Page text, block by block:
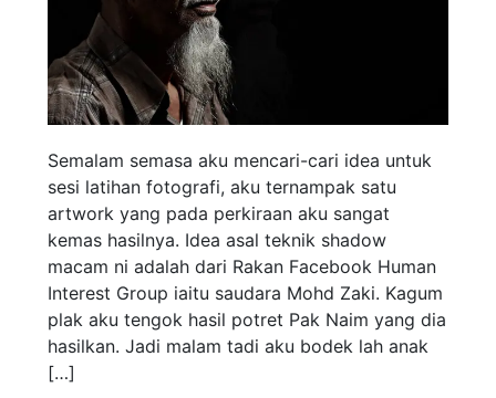
Semalam semasa aku mencari-cari idea untuk
sesi latihan fotografi, aku ternampak satu
artwork yang pada perkiraan aku sangat
kemas hasilnya. Idea asal teknik shadow
macam ni adalah dari Rakan Facebook Human
Interest Group iaitu saudara Mohd Zaki. Kagum
plak aku tengok hasil potret Pak Naim yang dia
hasilkan. Jadi malam tadi aku bodek lah anak
[…]